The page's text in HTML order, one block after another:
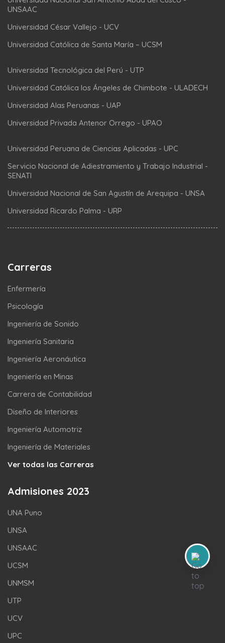
UNSAAC
Universidad César Vallejo - UCV
Universidad Católica de Santa María – UCSM
Universidad Tecnológica del Perú - UTP
Universidad Católica los Ángeles de Chimbote - ULADECH
Universidad Alas Peruanas - UAP
Universidad Privada Antenor Orrego - UPAO
Universidad Peruana de Ciencias Aplicadas - UPC
Servicio Nacional de Adiestramiento y Trabajo Industrial -
SENATI
Universidad Nacional de San Agustín de Arequipa - UNSA
Universidad Ricardo Palma - URP
Carreras
Enfermería
Psicología
Ingeniería de Sonido
Ingeniería Sanitaria
Ingeniería Aeronáutica
Ingeniería en Minas
Carrera de Contabilidad
Diseño de Interiores
Ingeniería Automotriz
Ingeniería de Materiales
Ver todas las Carreras
Admisiones 2023
UNA Puno
UNSA
UNSAAC
UCSM
UNMSM
UTP
UCV
UPC